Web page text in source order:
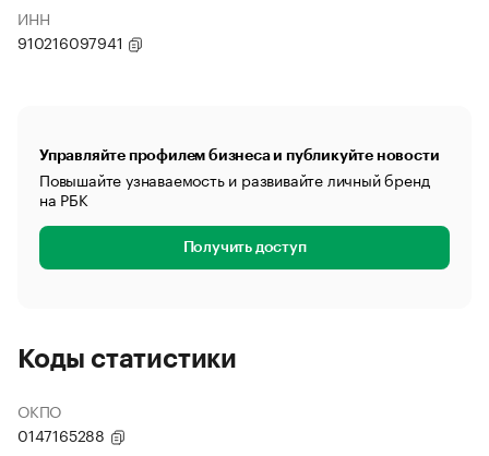
ИНН
910216097941
Управляйте профилем бизнеса и публикуйте новости
Повышайте узнаваемость и развивайте личный бренд
на РБК
Получить доступ
Коды статистики
ОКПО
0147165288